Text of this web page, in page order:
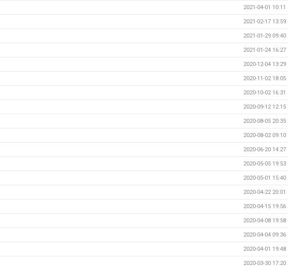
2021-04-01 10:11
2021-02-17 13:59
2021-01-29 09:40
2021-01-24 16:27
2020-12-04 13:29
2020-11-02 18:05
2020-10-02 16:31
2020-09-12 12:15
2020-08-05 20:35
2020-08-02 09:10
2020-06-20 14:27
2020-05-05 19:53
2020-05-01 15:40
2020-04-22 20:01
2020-04-15 19:56
2020-04-08 19:58
2020-04-04 09:36
2020-04-01 19:48
2020-03-30 17:20